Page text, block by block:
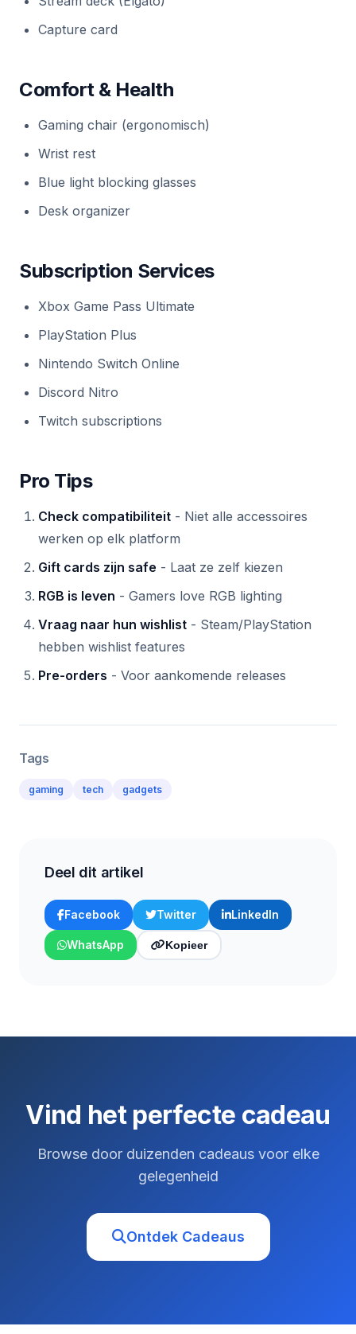
Capture card
Comfort & Health
Gaming chair (ergonomisch)
Wrist rest
Blue light blocking glasses
Desk organizer
Subscription Services
Xbox Game Pass Ultimate
PlayStation Plus
Nintendo Switch Online
Discord Nitro
Twitch subscriptions
Pro Tips
Check compatibiliteit - Niet alle accessoires
werken op elk platform
Gift cards zijn safe - Laat ze zelf kiezen
RGB is leven - Gamers love RGB lighting
Vraag naar hun wishlist - Steam/PlayStation
hebben wishlist features
Pre-orders - Voor aankomende releases
Tags
gaming tech gadgets
Deel dit artikel
Facebook Twitter LinkedIn
WhatsApp Kopieer
Vind het perfecte cadeau
Browse door duizenden cadeaus voor elke
gelegenheid
Ontdek Cadeaus